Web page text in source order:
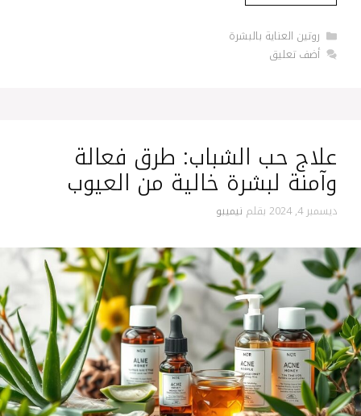
التصنيفات
روتين العناية بالبشرة
أضف تعليق
علاج حب الشباب: طرق فعالة
وآمنة لبشرة خالية من العيوب
ديسمبر 4, 2024 بقلم نيميبو